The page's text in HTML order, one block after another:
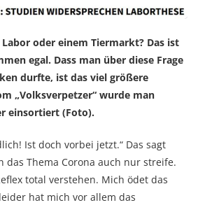
oder einem Tiermarkt? Das ist
egal. Dass man über diese Frage
durfte, ist das viel größere
„Volksverpetzer“ wurde man
einsortiert (Foto).
Ist doch vorbei jetzt.“ Das sagt
das Thema Corona auch nur streife.
total verstehen. Mich ödet das
hat mich vor allem das